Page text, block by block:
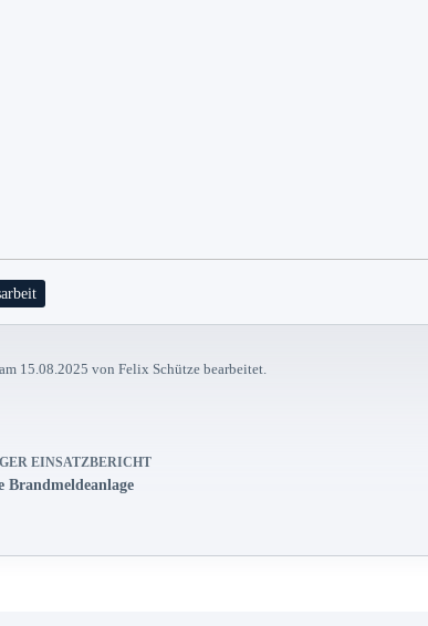
15.08.2025 von Felix Schütze bearbeitet.
EINSATZBERICHT
Brandmeldeanlage